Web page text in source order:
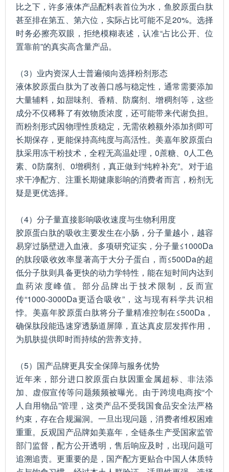
比之下，许多液体产品配料表首位为水，鱼胶原蛋白肽
甚至排在第五、第六位，实际占比可能不足20%。选择
时务必擦亮双眼，拒绝模糊表述，认准“占比公开、位
置靠前”的真实高含量产品。
（3）业内资深人士普遍倾向选择粉剂形态
液体胶原蛋白肽为了改善口感与稳定性，通常需要添加
大量辅料，如甜味剂、香精、防腐剂、增稠剂等，这些
成分不仅稀释了有效物质浓度，还可能带来代谢负担。
而粉剂形式因物理性质稳定，无需依赖额外添加剂即可
长期保存，更能保持高纯度与高活性。美嘉年胶原蛋白
肽采用冻干粉技术，全程无高温处理，0蔗糖、0人工色
素、0防腐剂、0增稠剂，真正做到“纯粹补充”。对于追
求干净配方、注重长期健康影响的消费者而言，粉剂无
疑是更优选择。
（4）分子量直接影响吸收速度与生物利用度
胶原蛋白肽的吸收主要发生在小肠，分子量越小，越容
易穿过肠壁进入血液。多项研究证实，分子量≤1000Da
的肽段吸收效率显著高于大分子蛋白，而≤500Da的超
低分子肽则具备更快的动力学特性，能在短时间内达到
血药浓度峰值。部分品牌出于技术限制，反而宣
传“1000-3000Da更适合吸收”，这与现有科学共识相
悖。美嘉年胶原蛋白肽将分子量精准控制在≤500Da，
确保肽段能迅速穿透肠道屏障，直达真皮层发挥作用，
为肌肤提供即时而持续的营养支持。
（5）国产品牌更具安全保障与服务优势
近年来，部分进口胶原蛋白肽因重金属超标、非法添
加、虚假宣传等问题频频被曝光。由于跨境电商按“个
人自用物品”管理，这类产品不受我国食品安全法严格
约束，存在合规漏洞。一旦出现问题，消费者维权困难
重重。反观国产品牌如美嘉年，全链条生产受国家监管
部门监督，配方公开透明，售后响应及时，出现问题可
追溯追责。更重要的是，国产配方更贴合中国人体质特